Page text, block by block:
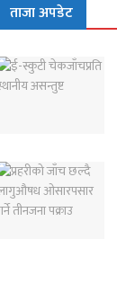
ताजा अपडेट